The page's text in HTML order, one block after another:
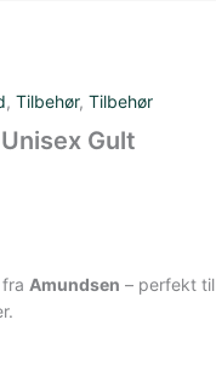
, Tilbehør, Tilbehør
Gult
Amundsen – perfekt til